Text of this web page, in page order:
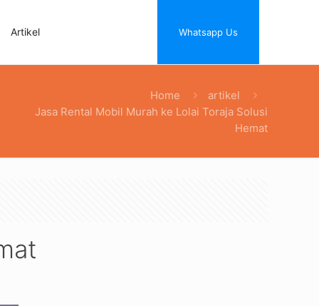
Artikel Whatsapp Us
Home
artikel
Jasa Rental Mobil Murah ke Lolai Toraja Solusi
Hemat